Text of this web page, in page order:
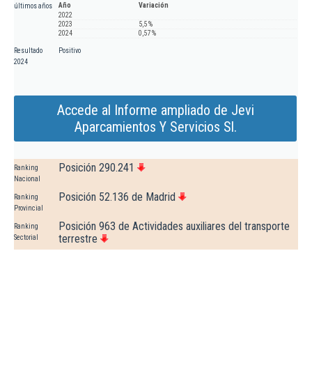
últimos años
Año
Variación
2022
2023
5,5 %
2024
0,57 %
Resultado
2024
Positivo
Accede al Informe ampliado de Jevi
Aparcamientos Y Servicios Sl.
Ranking
Nacional
Posición 290.241
Ranking
Provincial
Posición 52.136 de Madrid
Ranking
Sectorial
Posición 963 de Actividades auxiliares del transporte
terrestre